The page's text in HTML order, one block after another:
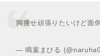
脚痩せ頑張りたいけど面
— 鳴葉まひる